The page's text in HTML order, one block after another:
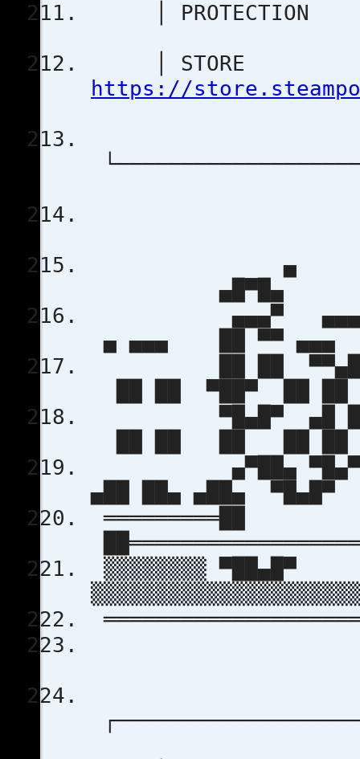
│
│ STORE
https://
▄
▄▄▄▀ ▄▄▄
▄ ▄▄▄ ██
██ ██ ▀▀▄██
██ ██ ▀██▀
▀█▄█▀ ▄█ ██
▄▀██▄ ▀█▄▀▀▄
▄██ ██▄ ▄██▄
═════════██
▒▒▒▒▒▒▒▒ ▀██▄█▀